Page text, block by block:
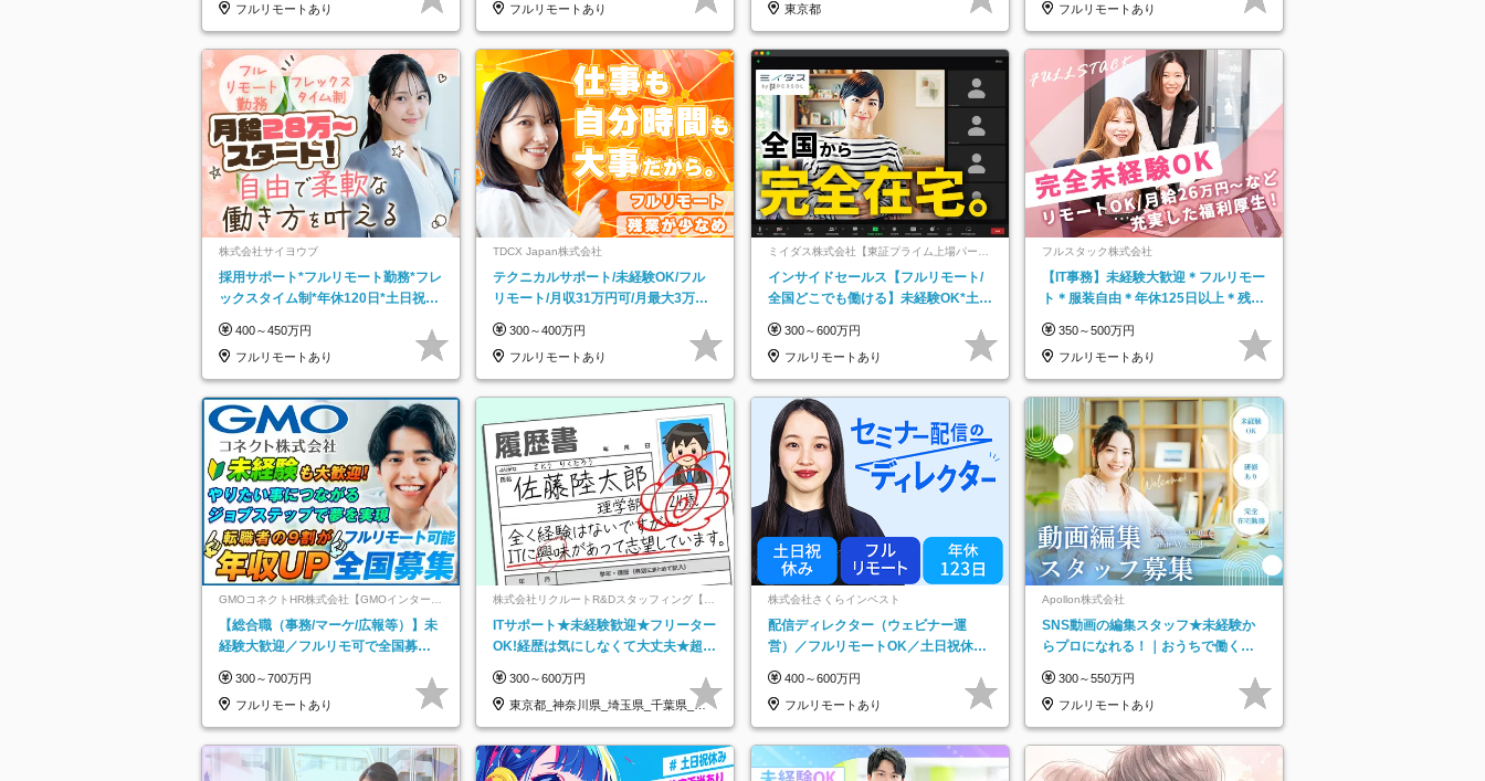
フルリモートあり
フルリモートあり
東京都
フルリモートあり
株式会社サイヨウブ
採用サポート*フルリモート勤務*フレ
ックスタイム制*年休120日*土日祝休
400～450万円
フルリモートあり
TDCX Japan株式会社
テクニカルサポート/未経験OK/フル
リモート/月収31万円可/月最大3万の
300～400万円
フルリモートあり
ミイダス株式会社【東証プライム上場パーソ
インサイドセールス【フルリモート/
全国どこでも働ける】未経験OK*土日
300～600万円
フルリモートあり
フルスタック株式会社
【IT事務】未経験大歓迎＊フルリモー
ト＊服装自由＊年休125日以上＊残業
350～500万円
フルリモートあり
GMOコネクトHR株式会社【GMOインターネ
ットグループ】
【総合職（事務/マーケ/広報等）】未
経験大歓迎／フルリモ可で全国募
★
300～700万円
フルリモートあり
株式会社リクルートR&Dスタッフィング【リ
クルートグループ】
ITサポート★未経験歓迎★フリーター
OK!経歴は気にしなくて大丈夫★超大
300～600万円
東京都_神奈川県_埼玉県_千葉県_大
阪府…
株式会社さくらインベスト
配信ディレクター（ウェビナー運
営）／フルリモートOK／土日祝休み
400～600万円
フルリモートあり
Apollon株式会社
SNS動画の編集スタッフ★未経験か
らプロになれる！｜おうちで働くフ
300～550万円
フルリモートあり